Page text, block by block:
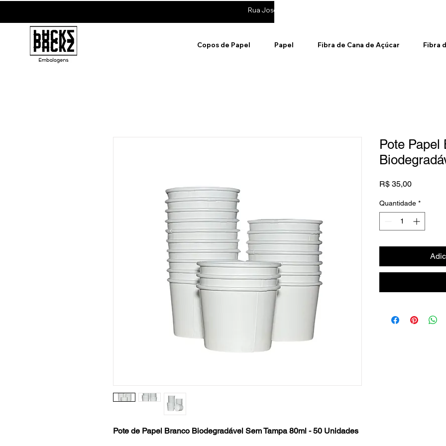
Rua José de Andrade, 895 - Cotia / SP
Copos de Papel Papel Fibra de Cana de Açúcar Fibra
Pote de Papel Branco Biodegradável Sem Tampa 80ml - 50 Unidades
Pote Papel
R$ 35,00Preço
Quantidade *